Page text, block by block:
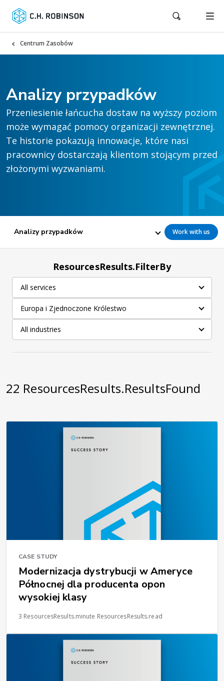
Centrum Zasobów
Analizy przypadków
Przeniesienie łańcucha dostaw na wyższy poziom
może wymagać pomocy organizacji zewnętrznej.
Te historie pokazują innowacje, które nasi
pracownicy dostarczają klientom stojącym przed
złożonymi wyzwaniami.
Analizy przypadków Work with us
ResourcesResults.FilterBy
All services
Europa i Zjednoczone Królestwo
All industries
22 ResourcesResults.ResultsFound
CASE STUDY
Modernizacja dystrybucji w Ameryce
Północnej dla producenta opon
wysokiej klasy
3 ResourcesResults.minute ResourcesResults.read